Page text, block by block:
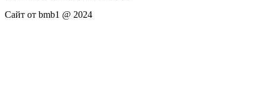
Сайт от bmb1 @ 2024